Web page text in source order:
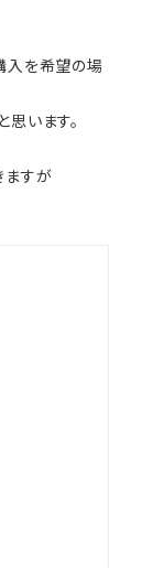
入を希望の場
います。
ますが